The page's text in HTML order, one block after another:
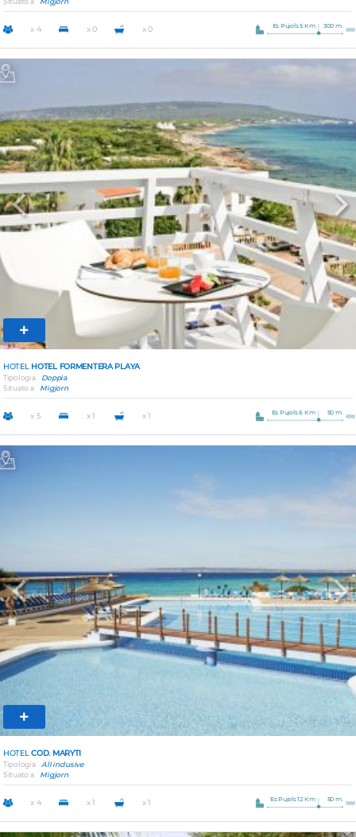
x 4 x 0 x 0 Es Pujols 5 Km 300 m.
Previous
HOTEL HOTEL FORMENTERA PLAYA
Tipologia
Doppia
Situato a
Migjorn
x 5 x 1 x 1 Es Pujols 6 Km 50 m.
Previous
HOTELCOD. MARYTI
Tipologia
All inclusive
Situato a
Migjorn
x 4 x 1 x 1 Es Pujols 12 Km 50 m.